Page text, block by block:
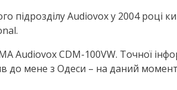
підрозділу Audiovox у 2004
Audiovox CDM-100VW. Точної
до мене з Одеси – на даний